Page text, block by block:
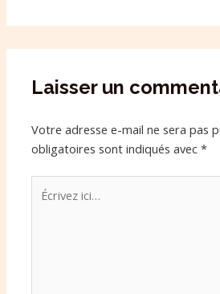
Laisser un
Votre adresse e-mail ne sera pas
obligatoires sont indiqués avec*
Écrivez
ici…